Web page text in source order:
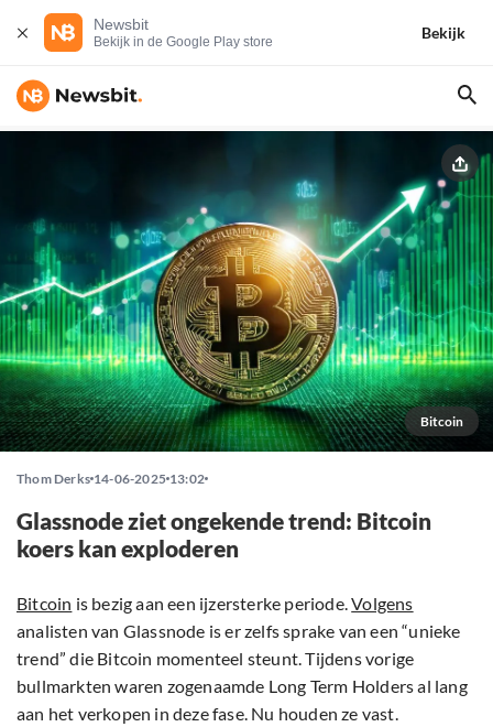
Newsbit
Bekijk in de Google Play store
Bekijk
Bitcoin
Thom Derks 14-06-2025 13:02
Glassnode ziet ongekende trend: Bitcoin
koers kan exploderen
Bitcoin is bezig aan een ijzersterke periode.Volgens
analisten van Glassnode is er zelfs sprake van een “unieke
trend” die Bitcoin momenteel steunt. Tijdens vorige
bullmarkten waren zogenaamde Long Term Holders al lang
aan het verkopen in deze fase. Nu houden ze vast.